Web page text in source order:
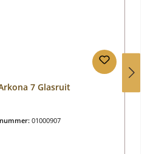
7 Glasruit
01000907